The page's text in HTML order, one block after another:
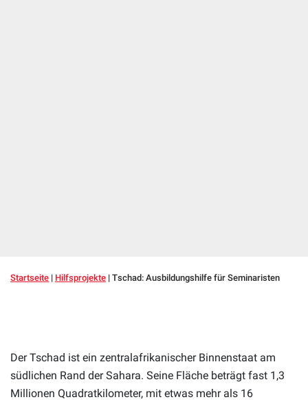
Startseite | Hilfsprojekte | Tschad: Ausbildungshilfe für Seminaristen
Der Tschad ist ein zentralafrikanischer Binnenstaat am
südlichen Rand der Sahara. Seine Fläche beträgt fast 1,3
Millionen Quadratkilometer, mit etwas mehr als 16